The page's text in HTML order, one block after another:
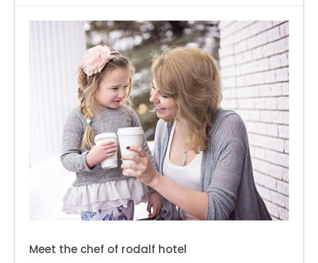
Meet the chef of rodalf hotel